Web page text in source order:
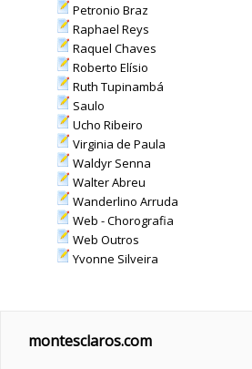
Petronio Braz
Raphael Reys
Raquel Chaves
Roberto Elísio
Ruth Tupinambá
Saulo
Ucho Ribeiro
Virginia de Paula
Waldyr Senna
Walter Abreu
Wanderlino Arruda
Web - Chorografia
Web Outros
Yvonne Silveira
montesclaros.com